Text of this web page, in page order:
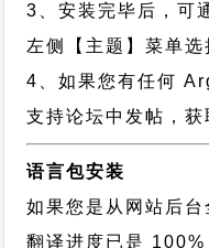
3、安装完毕后，可
左侧【主题】菜单选
4、如果您有任何
支持论坛中发帖，获
语言包安装
如果您是从网站后
翻译进度已是